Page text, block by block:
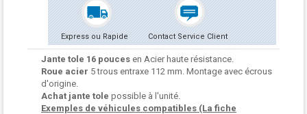
Express ou Rapide Contact Service Client
Jante tole 16 pouces en Acier haute résistance.
Roue acier 5 trous entraxe 112 mm. Montage avec écrous
d'origine.
Achat jante tole possible à l'unité.
Exemples de véhicules compatibles (La fiche